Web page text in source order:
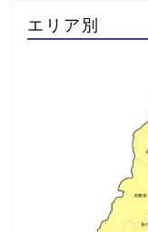
エリア別